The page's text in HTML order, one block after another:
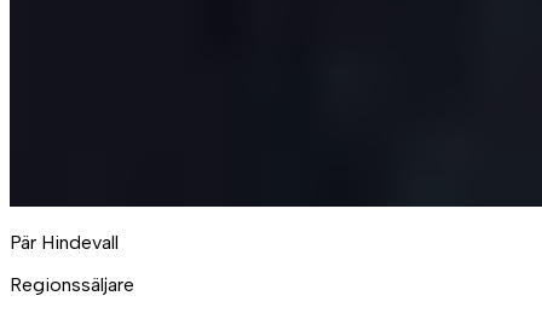
Pär Hindevall
Regionssäljare